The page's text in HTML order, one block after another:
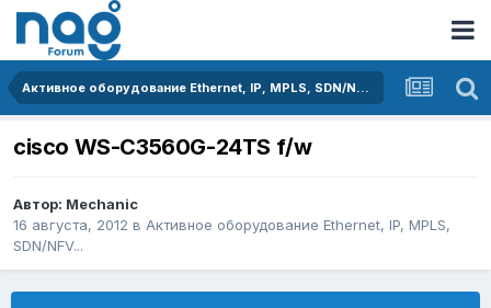
Активное оборудование Ethernet, IP, MPLS, SDN/NFV...
cisco WS-C3560G-24TS f/w
Автор: Mechanic
16 августа, 2012 в Активное оборудование Ethernet, IP, MPLS,
SDN/NFV...